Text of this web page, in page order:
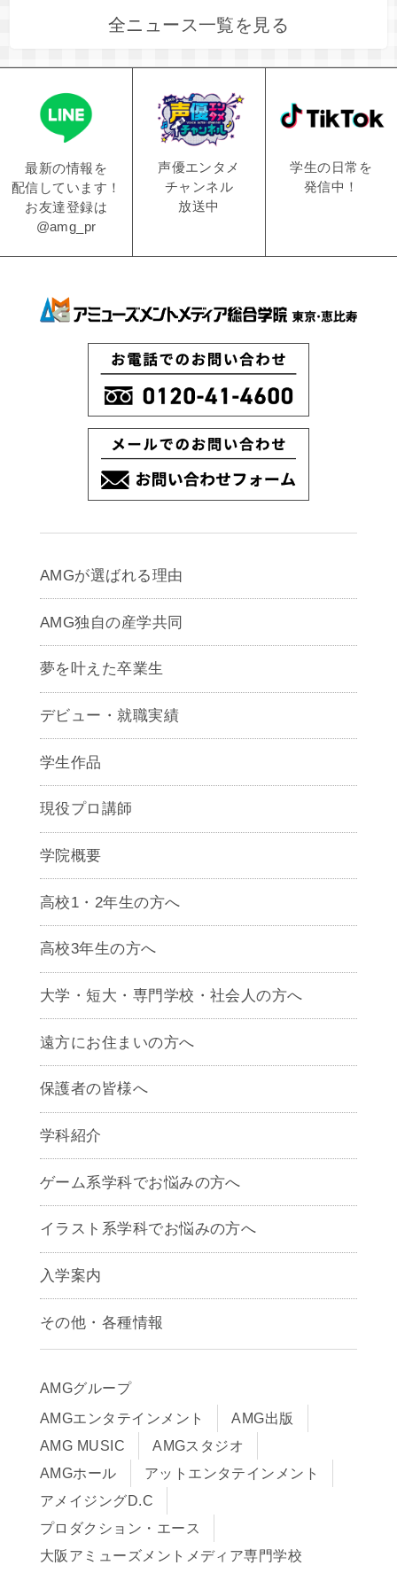
全ニュース一覧を見る
最新の情報を
配信しています！
お友達登録は
@amg_pr
声優エンタメ
チャンネル
放送中
学生の日常を
発信中！
AMGが選ばれる理由
AMG独自の産学共同
夢を叶えた卒業生
デビュー・就職実績
学生作品
現役プロ講師
学院概要
高校1・2年生の方へ
高校3年生の方へ
大学・短大・専門学校・社会人の方へ
遠方にお住まいの方へ
保護者の皆様へ
学科紹介
ゲームクリエイター学科
CG学科
アニメーション学科
声優学科
ゲーム系学科でお悩みの方へ
イラスト系学科でお悩みの方へ
入学案内
募集要項
早期出願制度・AOエントリー
入学までの流れ
学費サポート・各種制度
学費について
Q&A
その他・各種情報
アクセス
サイトポリシー
在校生・保護者の方へ
卒業生の皆様へ
AMGグループ
AMGエンタテインメント
AMG出版
AMG MUSIC
AMGスタジオ
AMGホール
アットエンタテインメント
アメイジングD.C
プロダクション・エース
大阪アミューズメントメディア専門学校